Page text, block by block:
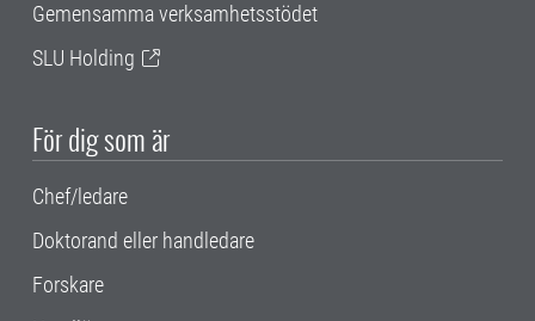
Gemensamma verksamhetsstödet
SLU Holding
För dig som är
Chef/ledare
Doktorand eller handledare
Forskare